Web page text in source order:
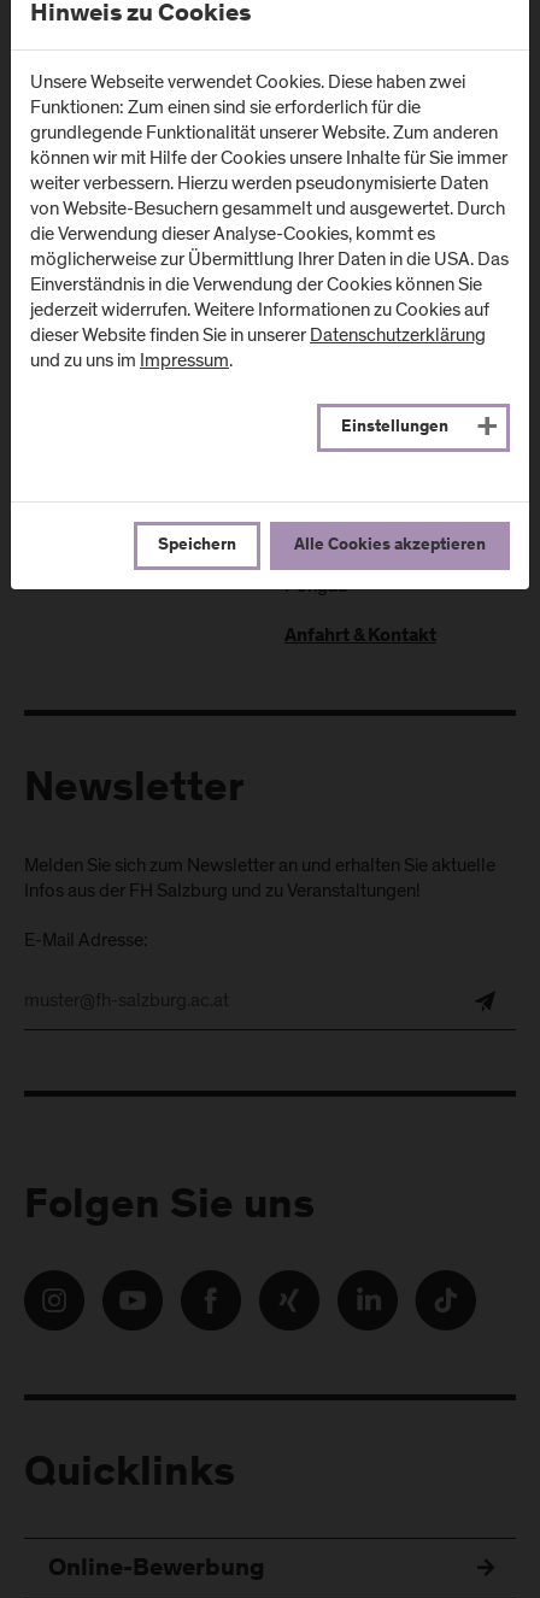
Standorte
Campus Urstein/
Wissenspark
Urstein Süd 1
A-5412Puch/Salzburg
Anfahrt & Kontakt
Campus Kuchl
Markt 136a
A-5431Kuchl
Anfahrt & Kontakt
Campus Salzburg
Anfahrt & Kontakt
Schwarzach
(Kardinal
Schwarzenberg
Schwarzenbergplatz 1
Schwarzach im
Pongau
Anfahrt & Kontakt
Newsletter
Melden Sie sich zum Newsletter an und erhalten Sie aktuelle
Infos aus der FH Salzburg und zu Veranstaltungen!
E-Mail Adresse:
Folgen Sie uns
Quicklinks
Online-Bewerbung
Hinweis zu Cookies
Unsere Webseite verwendet Cookies. Diese haben zwei
Funktionen: Zum einen sind sie erforderlich für die
grundlegende Funktionalität unserer Website. Zum anderen
können wir mit Hilfe der Cookies unsere Inhalte für Sie immer
weiter verbessern. Hierzu werden pseudonymisierte Daten
von Website-Besuchern gesammelt und ausgewertet. Durch
die Verwendung dieser Analyse-Cookies, kommt es
möglicherweise zur Übermittlung Ihrer Daten in die USA. Das
Einverständnis in die Verwendung der Cookies können Sie
jederzeit widerrufen. Weitere Informationen zu Cookies auf
dieser Website finden Sie in unsererDatenschutzerklärung
und zu uns im Impressum.
Einstellungen
Speichern Alle Cookies akzeptieren